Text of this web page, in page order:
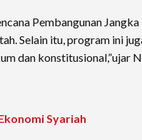
Pembangunan
Selain itu, program ini
dan konstitusional,”ujar
Syariah